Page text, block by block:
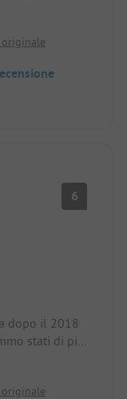
Il
igienici
acquistare i
pane fresco.
originale
6
dopo il 2018
stati di più
(tutti!) che
tirato lo
originale